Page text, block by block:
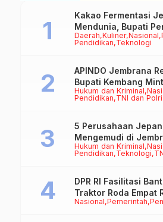
Daerah Kuliner Nasional
Pendidikan Teknologi
Kakao Fermentasi
Mendunia, Bupati
pada Standar Mutu
Hukum dan Kriminal
Pendidikan TNI dan Polri
APINDO Jembrana
Bupati Kembang
Jadi Motor
Hukum dan Kriminal
Pendidikan Teknologi
5 Perusahaan
Mengemudi di
Peluang Kerja bagi
Nasional Pemerintah
DPR RI Fasilitasi
Traktor Roda Empat
Mekanisasi